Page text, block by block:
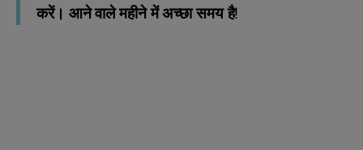
करें। आने वाले महीने में अच्छा समय है!